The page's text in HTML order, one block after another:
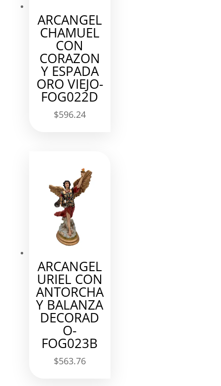
ARCANGEL
CHAMUEL
CON
CORAZON
Y ESPADA
ORO VIEJO-
FOG022D
$596.24
ARCANGEL
URIEL CON
ANTORCHA
Y BALANZA
DECORAD
O-
FOG023B
$563.76